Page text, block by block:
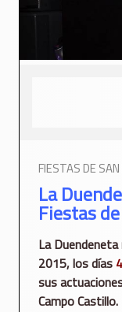
FIESTAS DE
La
Fiestas
La
2015, los días
sus
Campo Castillo.